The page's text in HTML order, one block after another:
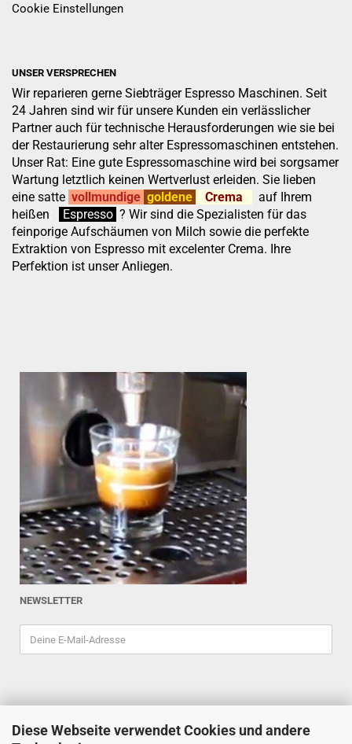
Diese Webseite verwendet Cookies und andere
Cookie Einstellungen
UNSER VERSPRECHEN
Wir reparieren gerne Siebträger Espresso Maschinen. Seit
24 Jahren sind wir für unsere Kunden ein verlässlicher
Partner auch für technische Herausforderungen wie sie bei
der Restaurierung sehr alter Espressomaschinen entstehen.
Unser Rat: Eine gute Espressomaschine wird bei sorgsamer
Wartung letztlich keinen Wertverlust erleiden. Sie lieben
eine satte vollmundige goldene Crema
auf Ihrem
heißen
Espresso ? Wir sind die Spezialisten für das
feinporige Aufschäumen von Milch sowie die perfekte
Extraktion von Espresso mit excelenter Crema. Ihre
Perfektion ist unser Anliegen.
NEWSLETTER
ESPRESSOINDEX